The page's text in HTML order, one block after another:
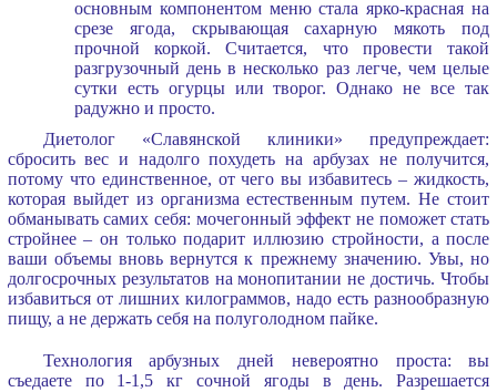
основным компонентом меню стала ярко-красная на
срезе ягода, скрывающая сахарную мякоть под
прочной коркой. Считается, что провести такой
разгрузочный день в несколько раз легче, чем целые
сутки есть огурцы или творог. Однако не все так
радужно и просто.
Диетолог «Славянской клиники» предупреждает:
сбросить вес и надолго похудеть на арбузах не получится,
потому что единственное, от чего вы избавитесь – жидкость,
которая выйдет из организма естественным путем. Не стоит
обманывать самих себя: мочегонный эффект не поможет стать
стройнее – он только подарит иллюзию стройности, а после
ваши объемы вновь вернутся к прежнему значению. Увы, но
долгосрочных результатов на монопитании не достичь. Чтобы
избавиться от лишних килограммов, надо есть разнообразную
пищу, а не держать себя на полуголодном пайке.
Технология арбузных дней невероятно проста: вы
съедаете по 1-1,5 кг сочной ягоды в день. Разрешается